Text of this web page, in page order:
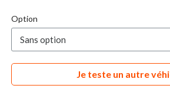
Option
Je teste un autre